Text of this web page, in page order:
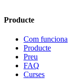
Producte
Com funciona
Producte
Preu
FAQ
Curses